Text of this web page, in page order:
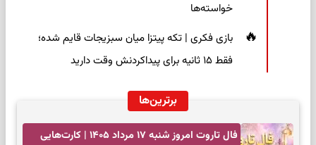
خواسته‌ها
بازی فکری | تکه پیتزا میان سبزیجات قایم شده؛
فقط ۱۵ ثانیه برای پیداکردنش وقت دارید
برترین‌ها
فال تاروت امروز شنبه ۱۷ مرداد ۱۴۰۵ | کارت‌هایی